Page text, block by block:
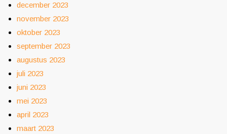
december 2023
november 2023
oktober 2023
september 2023
augustus 2023
juli 2023
juni 2023
mei 2023
april 2023
maart 2023